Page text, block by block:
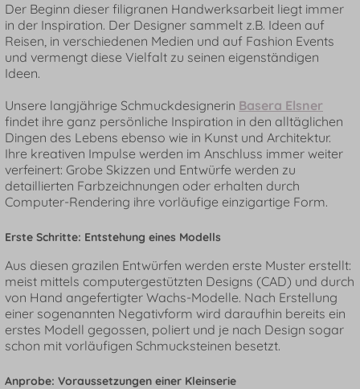
Der Beginn dieser filigranen Handwerksarbeit liegt immer
in der Inspiration. Der Designer sammelt z.B. Ideen auf
Reisen, in verschiedenen Medien und auf Fashion Events
und vermengt diese Vielfalt zu seinen eigenständigen
Ideen.
Unsere langjährige Schmuckdesignerin Basera Elsner
findet ihre ganz persönliche Inspiration in den alltäglichen
Dingen des Lebens ebenso wie in Kunst und Architektur.
Ihre kreativen Impulse werden im Anschluss immer weiter
verfeinert: Grobe Skizzen und Entwürfe werden zu
detaillierten Farbzeichnungen oder erhalten durch
Computer-Rendering ihre vorläufige einzigartige Form.
Erste Schritte: Entstehung eines Modells
Aus diesen grazilen Entwürfen werden erste Muster erstellt:
meist mittels computergestützten Designs (CAD) und durch
von Hand angefertigter Wachs-Modelle. Nach Erstellung
einer sogenannten Negativform wird daraufhin bereits ein
erstes Modell gegossen, poliert und je nach Design sogar
schon mit vorläufigen Schmucksteinen besetzt.
Anprobe: Voraussetzungen einer Kleinserie